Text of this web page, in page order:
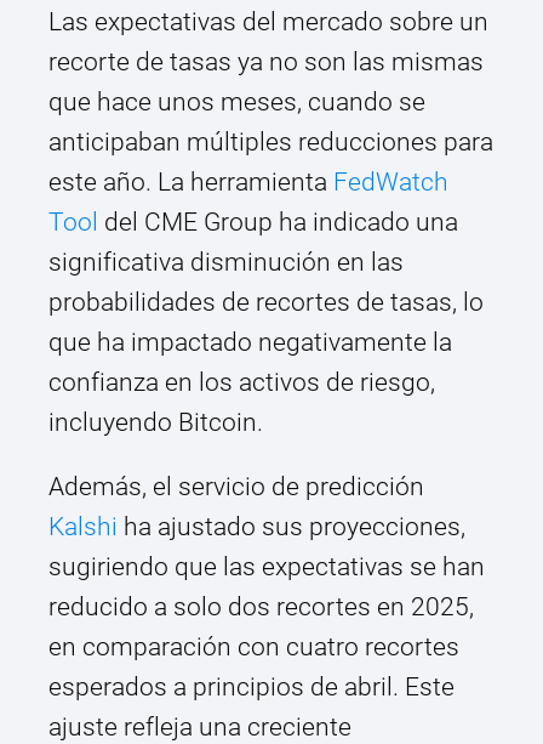
Las expectativas del mercado sobre un
recorte de tasas ya no son las mismas
que hace unos meses, cuando se
anticipaban múltiples reducciones para
este año. La herramienta FedWatch
Tool del CME Group ha indicado una
significativa disminución en las
probabilidades de recortes de tasas, lo
que ha impactado negativamente la
confianza en los activos de riesgo,
incluyendo Bitcoin.
Además, el servicio de predicción
Kalshi ha ajustado sus proyecciones,
sugiriendo que las expectativas se han
reducido a solo dos recortes en 2025,
en comparación con cuatro recortes
esperados a principios de abril. Este
ajuste refleja una creciente